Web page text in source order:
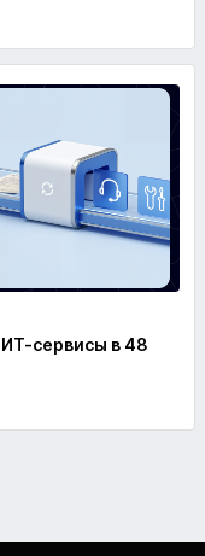
ИТ-сервисы в 48